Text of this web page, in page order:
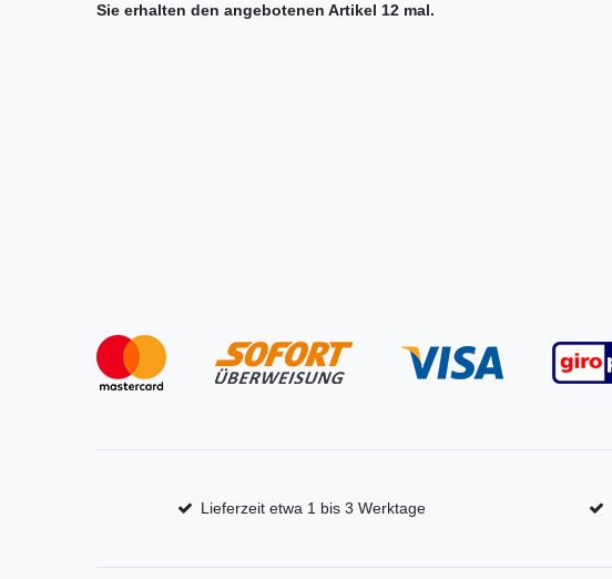
Sie erhalten den angebotenen Artikel 12 mal.
Lieferzeit etwa 1 bis 3 Werktage